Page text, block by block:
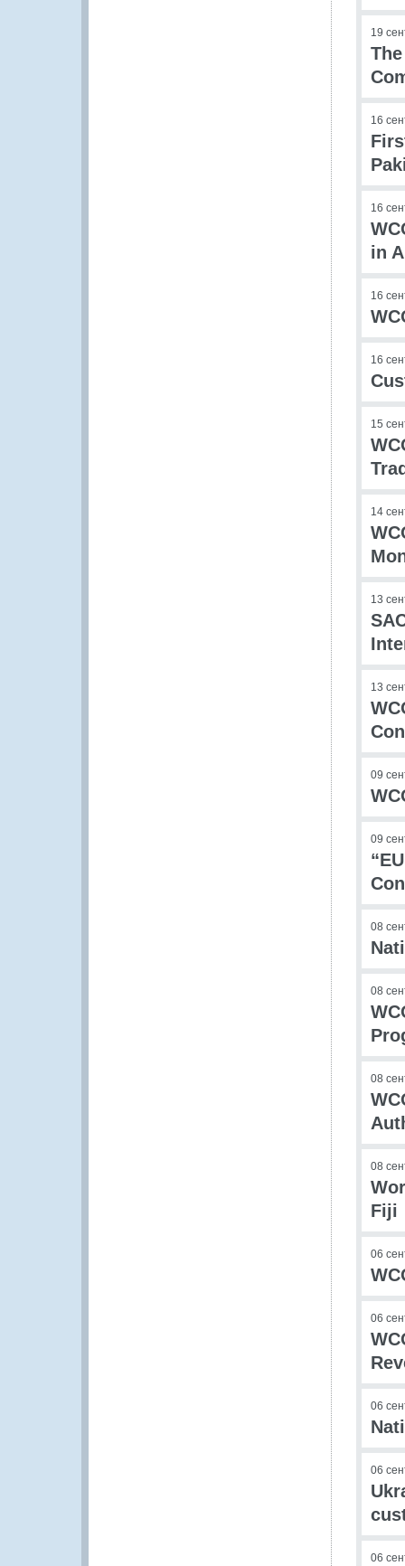
19
16
16
in
16
16
15
14
13
13
09
09
08
08
08
08
Fiji
06
06
06
06
06